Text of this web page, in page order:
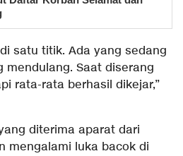
satu titik. Ada yang sedang
mendulang. Saat diserang
rata-rata berhasil dikejar,”
diterima aparat dari
mengalami luka bacok di